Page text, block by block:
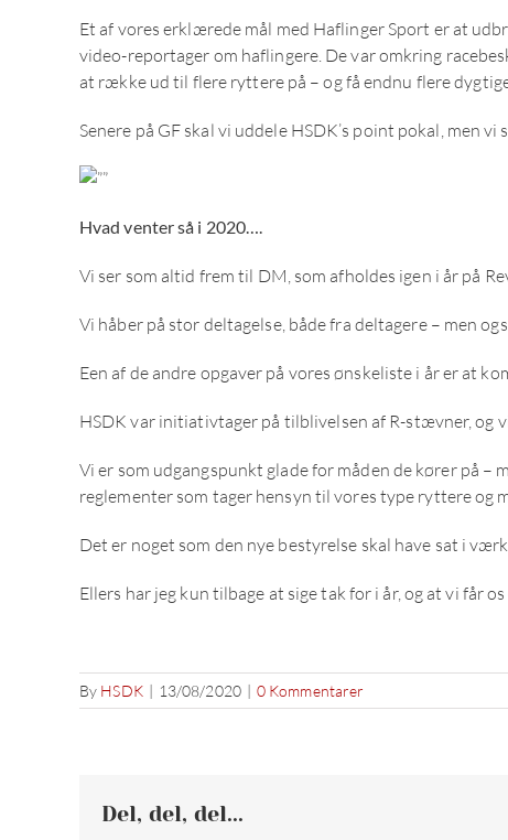
Et af vores erklærede mål med Haflinger Sport er at
video-reportager om haflingere. De var omkring
at række ud til flere ryttere på – og få endnu flere
Senere på GF skal vi uddele HSDK’s point pokal, men
Hvad venter så i 2020….
Vi ser som altid frem til DM, som afholdes igen i år på
Vi håber på stor deltagelse, både fra deltagere – men
Een af de andre opgaver på vores ønskeliste i år er at
HSDK var initiativtager på tilblivelsen af R-stævner, og
Vi er som udgangspunkt glade for måden de kører på –
reglementer som tager hensyn til vores type ryttere og
Det er noget som den nye bestyrelse skal have sat i
Ellers har jeg kun tilbage at sige tak for i år, og at vi får
By HSDK | 13/08/2020 | 0 Kommentarer
Del, del, del...